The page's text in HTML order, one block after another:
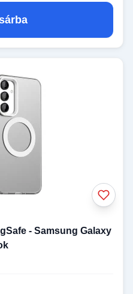
- Samsung Galaxy